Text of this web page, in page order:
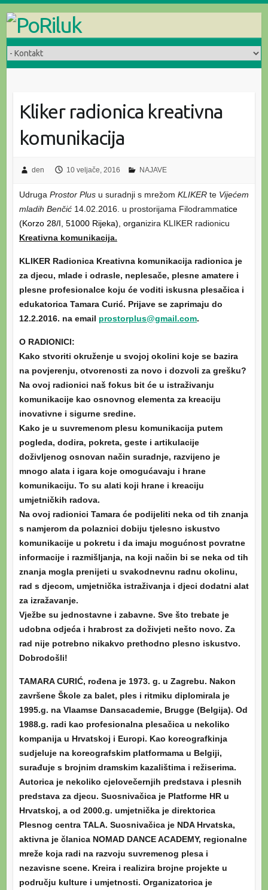
content
Kliker radionica kreativna
komunikacija
den 10 veljače, 2016 NAJAVE
Udruga Prostor Plusu suradnji s mrežom KLIKERte Vijećem
mladih Benčić 14.02.2016. u prostorijama Filodrammatice
(Korzo 28/I, 51000 Rijeka), organizira KLIKER radionicu
Kreativna komunikacija.
KLIKER Radionica Kreativna komunikacija radionica je
za djecu, mlade i odrasle, neplesače, plesne amatere i
plesne profesionalce koju će voditi iskusna plesačica i
edukatorica Tamara Curić. Prijave se zaprimaju do
12.2.2016. na email prostorplus@gmail.com.
O RADIONICI:
Kako stvoriti okruženje u svojoj okolini koje se bazira
na povjerenju, otvorenosti za novo i dozvoli za grešku?
Na ovoj radionici naš fokus bit će u istraživanju
komunikacije kao osnovnog elementa za kreaciju
inovativne i sigurne sredine.
Kako je u suvremenom plesu komunikacija putem
pogleda, dodira, pokreta, geste i artikulacije
doživljenog osnovan način suradnje, razvijeno je
mnogo alata i igara koje omogućavaju i hrane
komunikaciju. To su alati koji hrane i kreaciju
umjetničkih radova.
Na ovoj radionici Tamara će podijeliti neka od tih znanja
s namjerom da polaznici dobiju tjelesno iskustvo
komunikacije u pokretu i da imaju mogućnost povratne
informacije i razmišljanja, na koji način bi se neka od tih
znanja mogla prenijeti u svakodnevnu radnu okolinu,
rad s djecom, umjetnička istraživanja i djeci dodatni alat
za izražavanje.
Vježbe su jednostavne i zabavne. Sve što trebate je
udobna odjeća i hrabrost za doživjeti nešto novo. Za
rad nije potrebno nikakvo prethodno plesno iskustvo.
Dobrodošli!
TAMARA CURIĆ, rođena je 1973. g. u Zagrebu. Nakon
završene Škole za balet, ples i ritmiku diplomirala je
1995.g. na Vlaamse Dansacademie, Brugge (Belgija). Od
1988.g. radi kao profesionalna plesačica u nekoliko
kompanija u Hrvatskoj i Europi. Kao koreografkinja
sudjeluje na koreografskim platformama u Belgiji,
surađuje s brojnim dramskim kazalištima i režiserima.
Autorica je neko­liko cjelovečernjih predstava i plesnih
predstava za djecu. Suosnivačica je Platforme HR u
Hrvatskoj, a od 2000.g. umjetnička je direktorica
Plesnog centra TALA. Suosnivačica je NDA Hrvatska,
aktivna je članica NOMAD DANCE ACADEMY, regionalne
mreže koja radi na razvoju suvremenog plesa i
nezavisne scene. Kreira i realizira brojne projekte u
području kulture i umjetnosti. Organizatorica je